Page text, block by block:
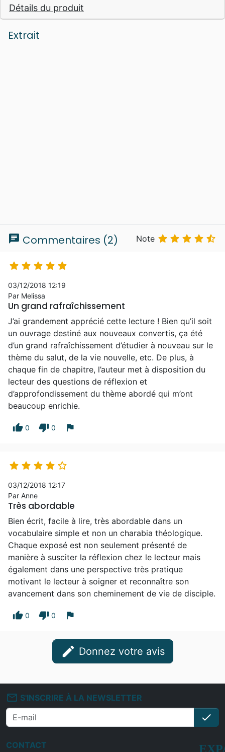
Détails du produit
Extrait
chat Commentaires (2) Note     
    
03/12/2018 12:19
Par Melissa
Un grand rafraîchissement
J’ai grandement apprécié cette lecture ! Bien qu’il soit
un ouvrage destiné aux nouveaux convertis, ça été
d’un grand rafraîchissement d’étudier à nouveau sur le
thème du salut, de la vie nouvelle, etc. De plus, à
chaque fin de chapitre, l’auteur met à disposition du
lecteur des questions de réflexion et
d’approfondissement du thème abordé qui m’ont
beaucoup enrichie.
thumb_up 0 thumb_down 0 flag
    
03/12/2018 12:17
Par Anne
Très abordable
Bien écrit, facile à lire, très abordable dans un
vocabulaire simple et non un charabia théologique.
Chaque exposé est non seulement présenté de
manière à susciter la réflexion chez le lecteur mais
également dans une perspective très pratique
motivant le lecteur à soigner et reconnaître son
avancement dans son cheminement de vie de disciple.
thumb_up 0 thumb_down 0 flag
edit Donnez votre avis
mail_outline S'INSCRIRE À LA NEWSLETTER
check
CONTACT